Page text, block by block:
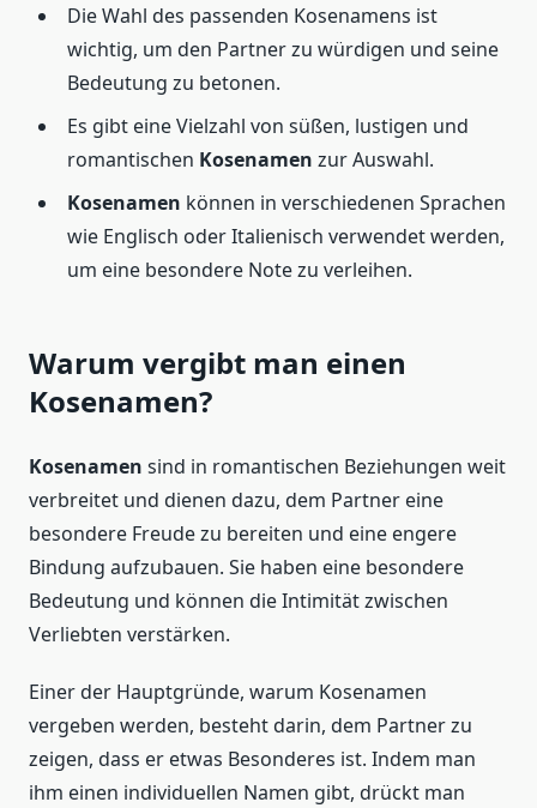
Die Wahl des passenden Kosenamens ist
wichtig, um den Partner zu würdigen und seine
Bedeutung zu betonen.
Es gibt eine Vielzahl von süßen, lustigen und
romantischen Kosenamen zur Auswahl.
Kosenamen können in verschiedenen Sprachen
wie Englisch oder Italienisch verwendet werden,
um eine besondere Note zu verleihen.
Warum vergibt man einen
Kosenamen?
Kosenamen sind in romantischen Beziehungen weit
verbreitet und dienen dazu, dem Partner eine
besondere Freude zu bereiten und eine engere
Bindung aufzubauen. Sie haben eine besondere
Bedeutung und können die Intimität zwischen
Verliebten verstärken.
Einer der Hauptgründe, warum Kosenamen
vergeben werden, besteht darin, dem Partner zu
zeigen, dass er etwas Besonderes ist. Indem man
ihm einen individuellen Namen gibt, drückt man